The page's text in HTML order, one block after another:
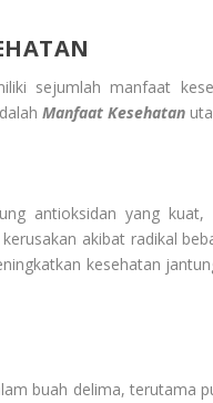
sejumlah manfaat
Manfaat Kesehatan
antioksidan yang
akibat radikal
kesehatan
buah delima, terutama